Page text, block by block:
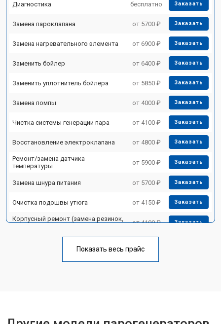
Диагностика бесплатно Заказать
Замена пароклапана от 5700 ₽ Заказать
Замена нагревательного элемента от 6900 ₽ Заказать
Заменить бойлер от 6400 ₽ Заказать
Заменить уплотнитель бойлера от 5850 ₽ Заказать
Замена помпы от 4000 ₽ Заказать
Чистка системы генерации пара от 4100 ₽ Заказать
Восстановление электроклапана от 4800 ₽ Заказать
Ремонт/замена датчика
температуры
от 5900 ₽ Заказать
Замена шнура питания от 5700 ₽ Заказать
Очистка подошвы утюга от 4150 ₽ Заказать
Корпусный ремонт (замена резинок,
от 4100 ₽ Заказать
Замена клапана давления от 5850 ₽
Показать весь прайс